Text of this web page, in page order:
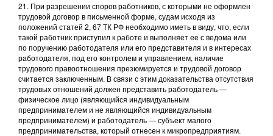
21. При разрешении споров работников, с которыми не оформлен
трудовой договор в письменной форме, судам исходя из
положений статей 2, 67 ТК РФ необходимо иметь в виду, что, если
такой работник приступил к работе и выполняет ее с ведома или
по поручению работодателя или его представителя и в интересах
работодателя, под его контролем и управлением, наличие
трудового правоотношения презюмируется и трудовой договор
считается заключенным. В связи с этим доказательства отсутствия
трудовых отношений должен представить работодатель —
физическое лицо (являющийся индивидуальным
предпринимателем и не являющийся индивидуальным
предпринимателем) и работодатель — субъект малого
предпринимательства, который отнесен к микропредприятиям.